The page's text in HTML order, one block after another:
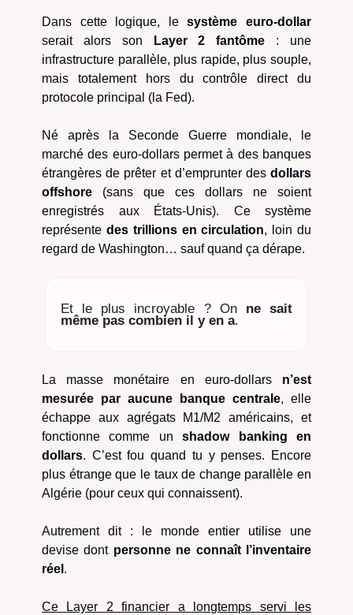
Dans cette logique, lesystème euro-dollar
serait alors son
Layer 2 fantôme : une
infrastructure parallèle, plus rapide, plus souple,
mais totalement hors du contrôle direct du
protocole principal (la Fed).
Né après la Seconde Guerre mondiale, le
marché des euro-dollars permet à des banques
étrangères de prêter et d’emprunter des dollars
offshore (sans que ces dollars ne soient
enregistrés aux États-Unis). Ce système
représente des trillions en circulation, loin du
regard de Washington… sauf quand ça dérape.
Et le plus incroyable ? On ne sait
même pas combien il y en a.
La masse monétaire en euro-dollars n’est
mesurée par aucune banque centrale, elle
échappe aux agrégats M1/M2 américains, et
fonctionne comme unshadow banking en
dollars. C’est fou quand tu y penses. Encore
plus étrange que le taux de change parallèle en
Algérie (pour ceux qui connaissent).
Autrement dit : le monde entier utilise une
devise dont personne ne connaît l’inventaire
réel .
Ce Layer 2 financier a longtemps servi les